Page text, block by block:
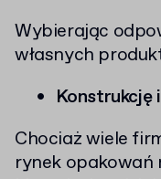
Wybierając
własnych
Konstrukcję
Chociaż wiele
rynek opakowań